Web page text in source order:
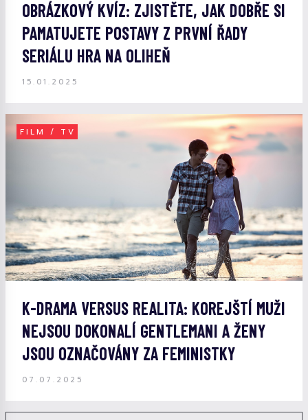
OBRÁZKOVÝ KVÍZ: ZJISTĚTE, JAK DOBŘE SI
PAMATUJETE POSTAVY Z PRVNÍ ŘADY
SERIÁLU HRA NA OLIHEŇ
15.01.2025
FILM / TV
K-DRAMA VERSUS REALITA: KOREJŠTÍ MUŽI
NEJSOU DOKONALÍ GENTLEMANI A ŽENY
JSOU OZNAČOVÁNY ZA FEMINISTKY
07.07.2025